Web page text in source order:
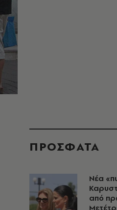
ΠΡΟΣΦΑΤΑ
Νέα
από